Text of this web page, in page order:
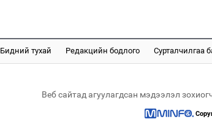
Бидний тухай Редакцийн бодлого Сурталчилгаа
Веб сайтад агуулагдсан мэдээлэл